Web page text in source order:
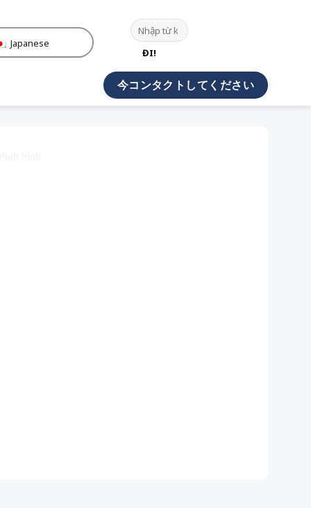
Japanese
ĐI!
今コンタクトしてください